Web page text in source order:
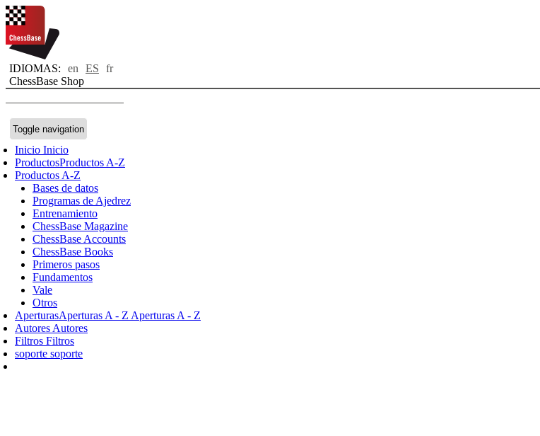
IDIOMAS: en ES
fr
ChessBase Shop
Toggle navigation
Inicio Inicio
ProductosProductos A-Z
Productos A-Z
Bases de datos
Programas de Ajedrez
Entrenamiento
ChessBase Magazine
ChessBase Accounts
ChessBase Books
Primeros pasos
Fundamentos
Vale
Otros
AperturasAperturas A - Z Aperturas A - Z
Autores Autores
Filtros Filtros
soporte soporte